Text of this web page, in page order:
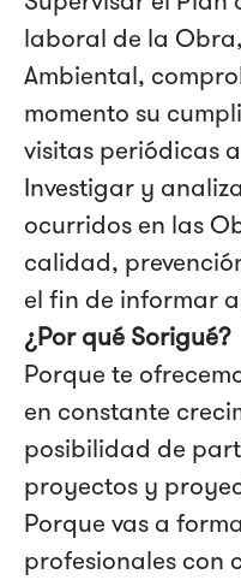
laboral de la
Ambiental,
momento su
visitas periódicas
Investigar y
ocurridos en las
calidad,
el fin de informar
¿Por qué Sorigué?
Porque te
en constante
posibilidad de
proyectos y
Porque vas a
profesionales con